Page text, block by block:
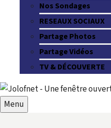
Nos Sondages
RESEAUX SOCIAUX
Partage Photos
Partage Vidéos
TV & DÉCOUVERTE
Menu